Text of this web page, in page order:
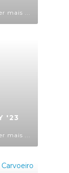
mais ...
'23
mais ...